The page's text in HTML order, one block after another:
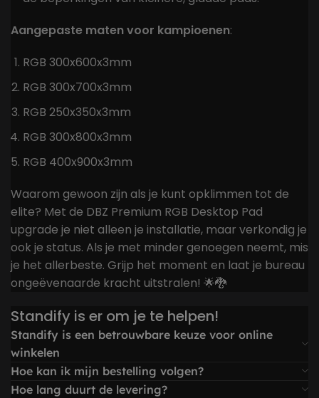
Aangepaste maten voor kampioenen:
RGB 300x600x3mm
RGB 300x700x3mm
RGB 250x350x3mm
RGB 300x800x3mm
RGB 400x900x3mm
Waarom gewoon zijn als je kunt opklimmen tot de
elite? Met de DBZ Premium RGB Desktop Pad
upgrade je niet alleen je installatie, maar verkondig je
ook je status. Als je met minder genoegen neemt, mis
je het allerbeste. Grijp het moment en laat je bureau
ongeëvenaarde kracht uitstralen! 🌟🐉
Standify is er om je te helpen!
Standify is een betrouwbare keuze voor online
winkelen
Hoe kan ik mijn bestelling volgen?
Hoe lang duurt de levering?